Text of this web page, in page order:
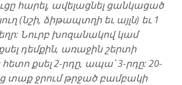
հարել, ավելացնել ցանկացած
(նշի, ձիթապտղի եւ այլն) եւ 1
Նուրբ խոզանակով կամ
դեմքին, առաջին շերտի
քսել 2-րդը, ապա՝ 3-րդը: 20-
տաք ջրում թրջած բամբակի